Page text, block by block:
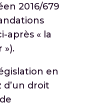
2016/679
après « la
»).
en
d’un droit